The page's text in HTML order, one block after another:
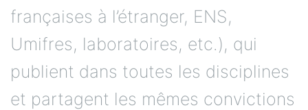
françaises à l’étranger, ENS,
Umifres, laboratoires, etc.), qui
publient dans toutes les disciplines
et partagent les mêmes convictions